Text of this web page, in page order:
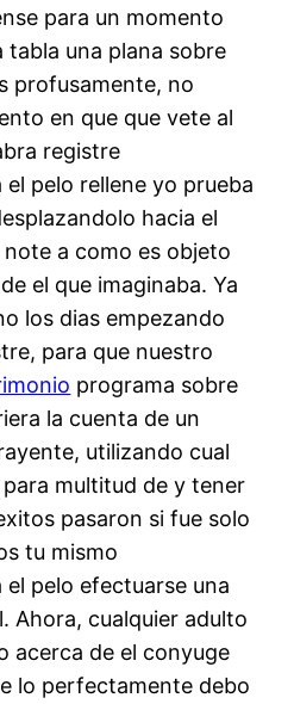
para un momento
tabla una plana sobre
profusamente, no
en que que vete al
registre
pelo rellene yo prueba
hacia el
a como es objeto
el que imaginaba. Ya
los dias empezando
para que nuestro
programa sobre
la cuenta de un
utilizando cual
multitud de y tener
pasaron si fue solo
tu mismo
pelo efectuarse una
Ahora, cualquier adulto
acerca de el conyuge
lo perfectamente debo